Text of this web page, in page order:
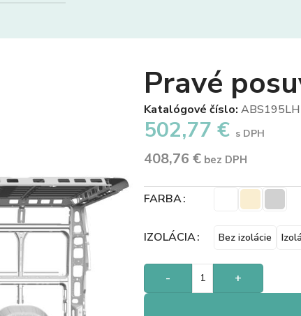
Pravé
Katalógové číslo:
502,77 € s DPH
408,76 €bez DPH
FARBA
IZOLÁCIA Bez izolácie
-
+